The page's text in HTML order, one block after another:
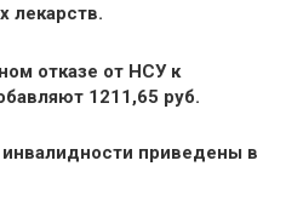
лекарств.
отказе от НСУ к
1211,65 руб.
приведены в